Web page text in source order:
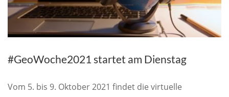
#GeoWoche2021 startet am Dienstag
Vom 5. bis 9. Oktober 2021 findet die virtuelle